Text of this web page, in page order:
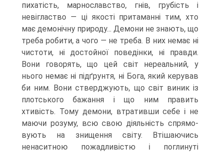
пихатість, марнославство, гнів, грубість і
невігластво — ці якості притаманні тим, хто
має демонічну природу... Демони не знають, що
треба робити, а чого — не треба. В них немає ні
чистоти, ні достойної поведінки, ні правди.
Вони говорять, що цей світ нереальний, у
нього немає ні підґрунтя, ні Бога, який керував
би ним. Вони стверджують, що світ виник із
плотського бажання і що ним править
хтивість. Тому демони, втративши себе і не
маючи розуму, всю свою діяльність спрямо­
вують на знищення світу. Втішаючись
ненаситною пожадливістю і поглинуті